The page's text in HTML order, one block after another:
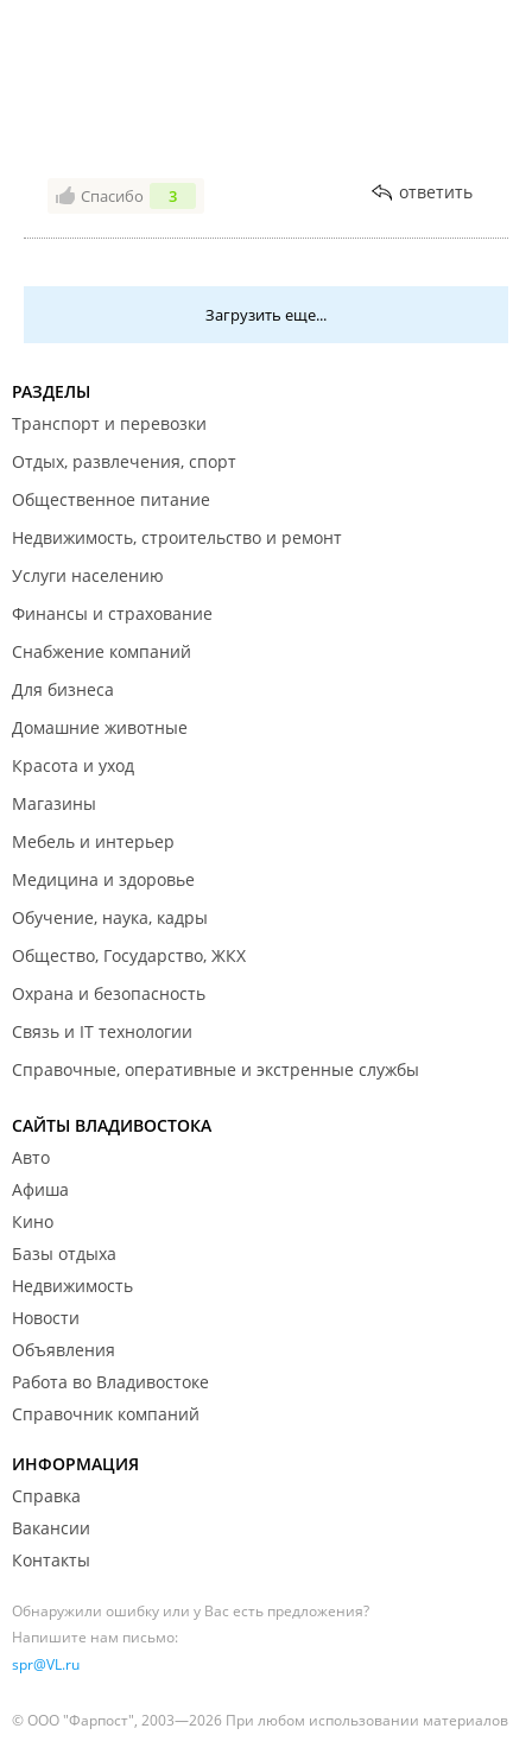
Спасибо 3 ответить
Загрузить еще...
РАЗДЕЛЫ
Транспорт и перевозки
Отдых, развлечения, спорт
Общественное питание
Недвижимость, строительство и ремонт
Услуги населению
Финансы и страхование
Снабжение компаний
Для бизнеса
Домашние животные
Красота и уход
Магазины
Мебель и интерьер
Медицина и здоровье
Обучение, наука, кадры
Общество, Государство, ЖКХ
Охрана и безопасность
Связь и IT технологии
Справочные, оперативные и экстренные службы
САЙТЫ ВЛАДИВОСТОКА
Авто
Афиша
Кино
Базы отдыха
Недвижимость
Новости
Объявления
Работа во Владивостоке
Справочник компаний
ИНФОРМАЦИЯ
Справка
Вакансии
Контакты
Обнаружили ошибку или у Вас есть предложения?
Напишите нам письмо:
spr@VL.ru
© ООО "Фарпост", 2003—2026 При любом использовании материалов